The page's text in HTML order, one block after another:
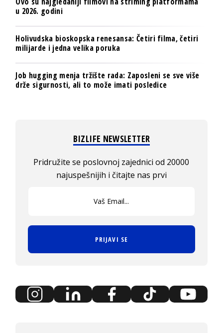
u 2026. godini
Holivudska bioskopska renesansa: Četiri filma, četiri
milijarde i jedna velika poruka
Job hugging menja tržište rada: Zaposleni se sve više
drže sigurnosti, ali to može imati posledice
BIZLIFE NEWSLETTER
Pridružite se poslovnoj zajednici od 20000
najuspešnijih i čitajte nas prvi
PRIJAVI SE